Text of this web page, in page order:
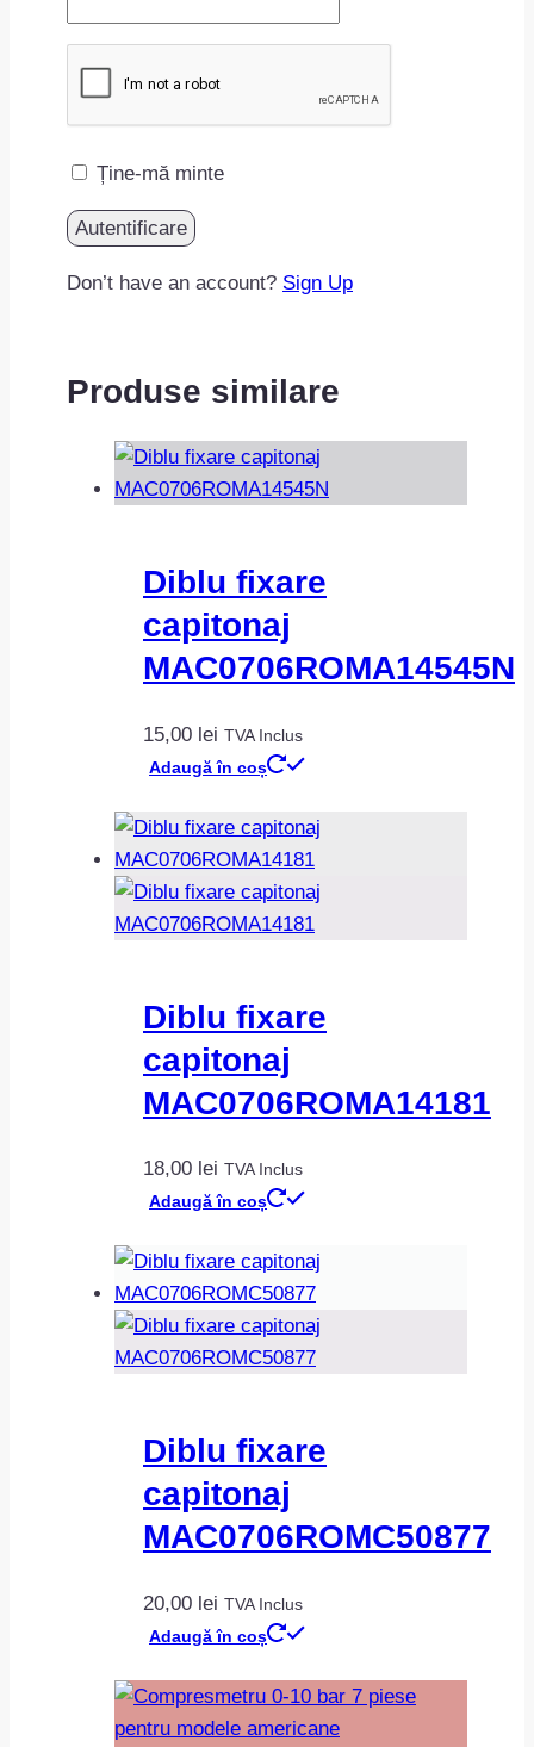
Ține-mă minte
Don’t have an account? Sign Up
Produse similare
Diblu fixare
capitonaj
MAC0706ROMA14545N
15,00 lei TVA Inclus
Adaugă în coș
Diblu fixare
capitonaj
MAC0706ROMA14181
18,00 lei TVA Inclus
Adaugă în coș
Diblu fixare
capitonaj
MAC0706ROMC50877
20,00 lei TVA Inclus
Adaugă în coș